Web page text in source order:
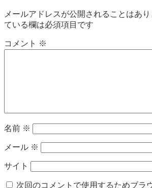
メールアドレスが公開されることはあり
ている欄は必須項目です
コメント ※
名前 ※
メール ※
サイト
次回のコメントで使用するためブラ